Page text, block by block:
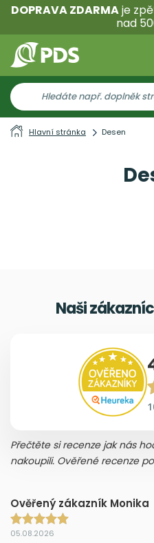
DOPRAVA ZDARMAje
nad
Hlavní stránka Desen
Naši
Přečtěte si recenze jak nás
nakoupili. Ověřené recenze
Ověřený zákazník Monika
05.08.2026